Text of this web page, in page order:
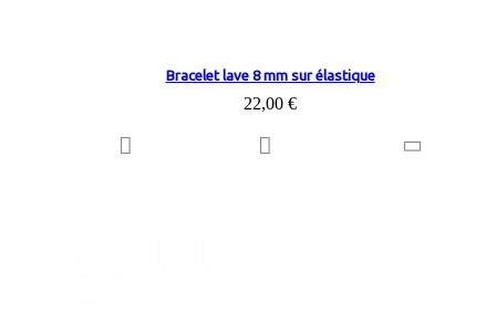
Bracelet lave 8 mm sur élastique
22,00 €